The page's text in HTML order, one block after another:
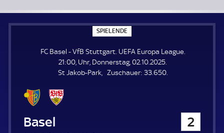
SPIELENDE
P
E
E
N
FC Basel - VfB Stuttgart. UEFA Europa League.
21:00, Uhr, Donnerstag, 02.10.2025.
St Jakob-Park
Zuschauer: Z
33.650.
FC Basel 2